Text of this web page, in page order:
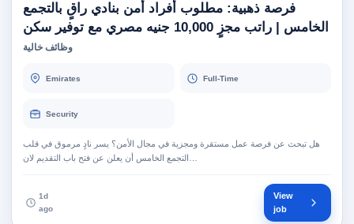
فرصة ذهبية: مطلوب أفراد أمن بنادي راقٍ بالتجمع
الخامس | راتب مجزٍ 10,000 جنيه مصري مع توفير سكن
وظائف خالية
Emirates Full-Time
Security
هل تبحث عن فرصة عمل مستقرة ومجزية في مجال الأمن؟ يسر نادٍ مرموق في قلب
1d
ago
View
job